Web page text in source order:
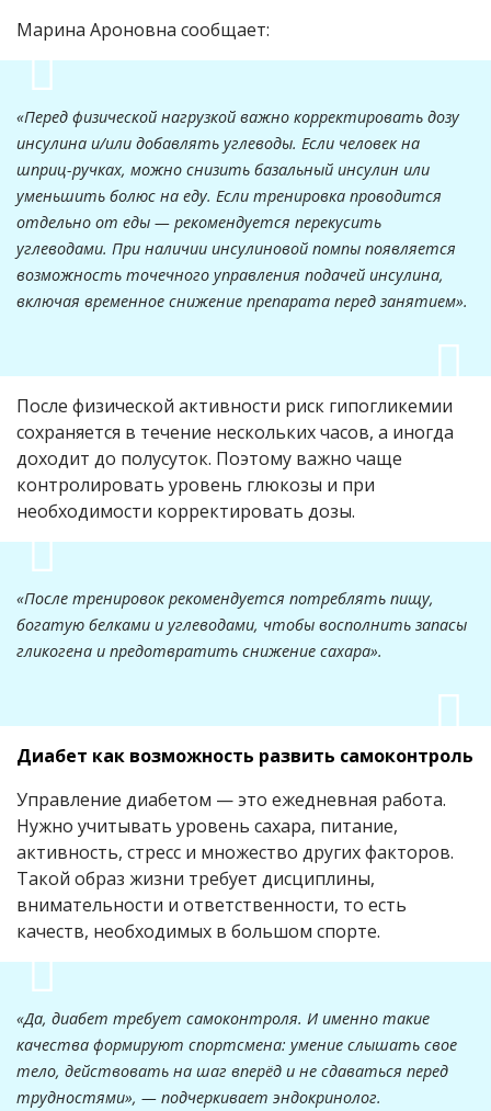
Марина Ароновна сообщает:
«Перед физической нагрузкой важно корректировать дозу
инсулина и/или добавлять углеводы. Если человек на
шприц-ручках, можно снизить базальный инсулин или
уменьшить болюс на еду. Если тренировка проводится
отдельно от еды — рекомендуется перекусить
углеводами. При наличии инсулиновой помпы появляется
возможность точечного управления подачей инсулина,
включая временное снижение препарата перед занятием».
После физической активности риск гипогликемии
сохраняется в течение нескольких часов, а иногда
доходит до полусуток. Поэтому важно чаще
контролировать уровень глюкозы и при
необходимости корректировать дозы.
«После тренировок рекомендуется потреблять пищу,
богатую белками и углеводами, чтобы восполнить запасы
гликогена и предотвратить снижение сахара».
Диабет как возможность развить самоконтроль
Управление диабетом — это ежедневная работа.
Нужно учитывать уровень сахара, питание,
активность, стресс и множество других факторов.
Такой образ жизни требует дисциплины,
внимательности и ответственности, то есть
качеств, необходимых в большом спорте.
«Да, диабет требует самоконтроля. И именно такие
качества формируют спортсмена: умение слышать свое
тело, действовать на шаг вперёд и не сдаваться перед
трудностями», — подчеркивает эндокринолог.